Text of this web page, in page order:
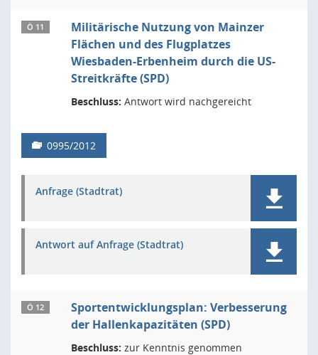
Ö 11
Militärische Nutzung von Mainzer
Flächen und des Flugplatzes
Wiesbaden-Erbenheim durch die US-
Streitkräfte (SPD)
Beschluss: Antwort wird nachgereicht
0995/2012
Anfrage (Stadtrat)
Antwort auf Anfrage (Stadtrat)
Ö 12
Sportentwicklungsplan: Verbesserung
der Hallenkapazitäten (SPD)
Beschluss: zur Kenntnis genommen